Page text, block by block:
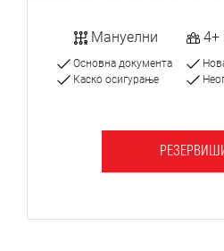
Мануелни 4+
Основна документа
Каско осигурање